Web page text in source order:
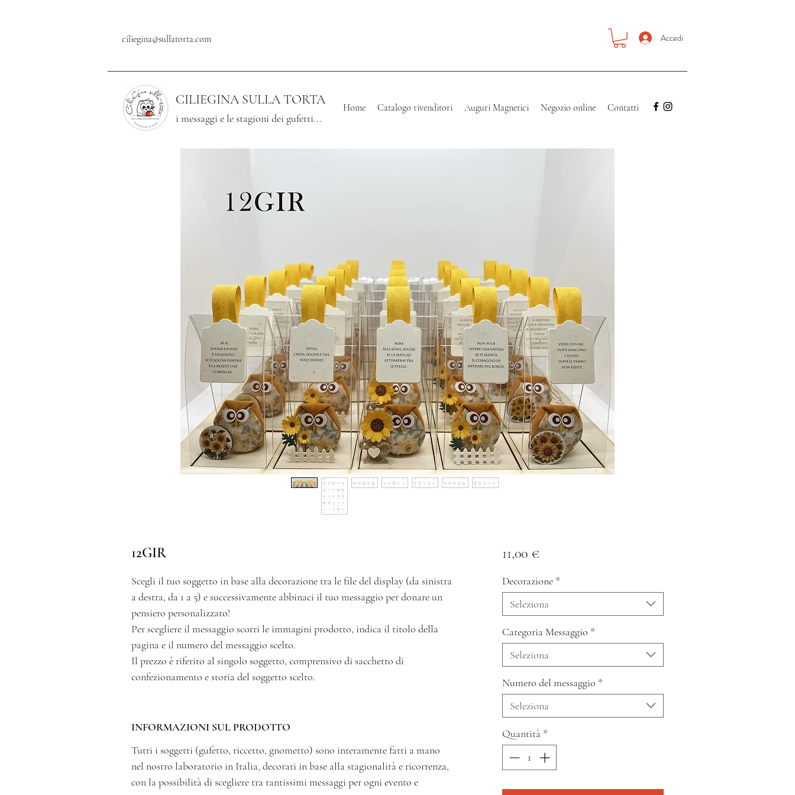
ciliegina@sullatorta.com Accedi
CILIEGINA SULLA TORTA
i messaggi e le stagioni dei gufetti...
Home Catalogo rivenditori Auguri Magnetici Negozio online Contatti
12GIR
Scegli il tuo soggetto in base alla decorazione tra le file del display (da sinistra
a destra, da 1 a 5) e successivamente abbinaci il tuo messaggio per donare un
pensiero personalizzato!
Per scegliere il messaggio scorri le immagini prodotto, indica il titolo della
pagina e il numero del messaggio scelto.
Il prezzo è riferito al singolo soggetto, comprensivo di sacchetto di
confezionamento e storia del soggetto scelto.
INFORMAZIONI SUL PRODOTTO
Tutti i soggetti (gufetto, riccetto, gnometto) sono interamente fatti a mano
nel nostro laboratorio in Italia, decorati in base alla stagionalità e ricorrenza,
con la possibilità di scegliere tra tantissimi messaggi per ogni evento e
11,00 €Prezzo
Decorazione *
Seleziona
Categoria Messaggio *
Seleziona
Numero del messaggio *
Seleziona
Quantità *